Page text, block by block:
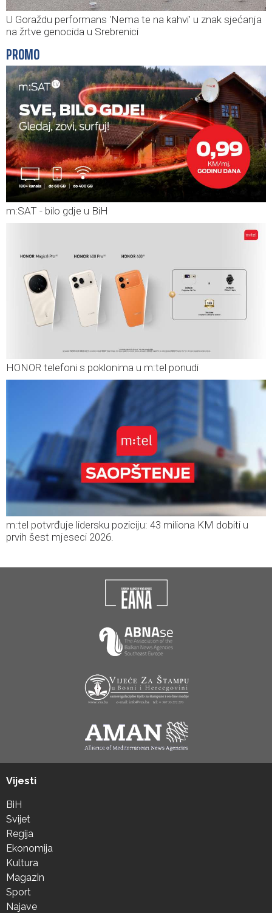
U Goraždu performans 'Nema te na kahvi' u znak sjećanja
na žrtve genocida u Srebrenici
PROMO
m:SAT - bilo gdje u BiH
HONOR telefoni s poklonima u m:tel ponudi
m:tel potvrđuje lidersku poziciju: 43 miliona KM dobiti u
prvih šest mjeseci 2026.
Vijesti
BiH
Svijet
Regija
Ekonomija
Kultura
Magazin
Sport
Najave